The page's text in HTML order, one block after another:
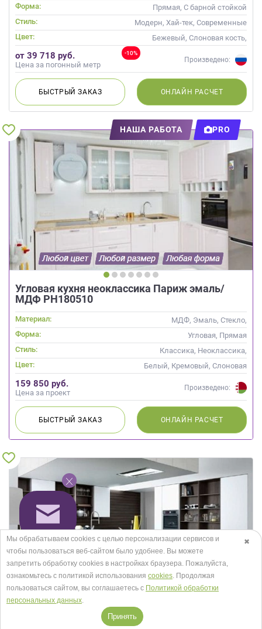
Alvic / УФ лак, Эмаль
Форма:
Прямая, С барной стойкой
Стиль:
Модерн, Хай-тек, Современные
Цвет:
Бежевый, Слоновая кость,
Кремовый, Капучино
-10%
от 39 718 руб.
Цена за погонный метр
Произведено:
БЫСТРЫЙЗАКАЗ ОНЛАЙН РАСЧЕТ
НАША РАБОТА PRO
Угловая кухня неоклассика Париж эмаль/
МДФ РН180510
Материал:
МДФ, Эмаль, Стекло,
Глянцевые
Форма:
Угловая, Прямая
Стиль:
Классика, Неоклассика,
Скандинавский
Цвет:
Белый, Кремовый, Слоновая
кость
159 850 руб.
Цена за проект
Произведено:
БЫСТРЫЙЗАКАЗ ОНЛАЙН РАСЧЕТ
Кухня Авогадро 5
✖
Мы обрабатываем cookies с целью персонализации сервисов и
чтобы пользоваться веб-сайтом было удобнее. Вы можете
запретить обработку сookies в настройках браузера. Пожалуйста,
ознакомьтесь с политикой использования cookies. Продолжая
пользоваться сайтом, вы соглашаетесь с Политикой обработки
персональных данных.
Принять